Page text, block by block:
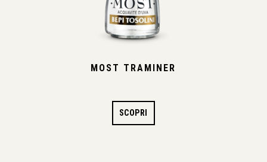
MOST TRAMINER
SCOPRI